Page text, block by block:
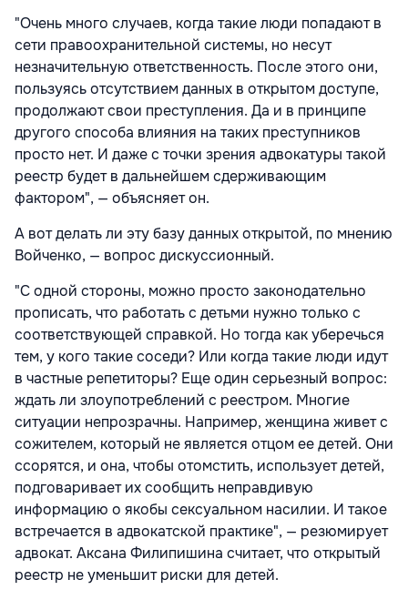
"Очень много случаев, когда такие люди попадают в
сети правоохранительной системы, но несут
незначительную ответственность. После этого они,
пользуясь отсутствием данных в открытом доступе,
продолжают свои преступления. Да и в принципе
другого способа влияния на таких преступников
просто нет. И даже с точки зрения адвокатуры такой
реестр будет в дальнейшем сдерживающим
фактором", — объясняет он.
А вот делать ли эту базу данных открытой, по мнению
Войченко, — вопрос дискуссионный.
"С одной стороны, можно просто законодательно
прописать, что работать с детьми нужно только с
соответствующей справкой. Но тогда как уберечься
тем, у кого такие соседи? Или когда такие люди идут
в частные репетиторы? Еще один серьезный вопрос:
ждать ли злоупотреблений с реестром. Многие
ситуации непрозрачны. Например, женщина живет с
сожителем, который не является отцом ее детей. Они
ссорятся, и она, чтобы отомстить, использует детей,
подговаривает их сообщить неправдивую
информацию о якобы сексуальном насилии. И такое
встречается в адвокатской практике", — резюмирует
адвокат. Аксана Филипишина считает, что открытый
реестр не уменьшит риски для детей.